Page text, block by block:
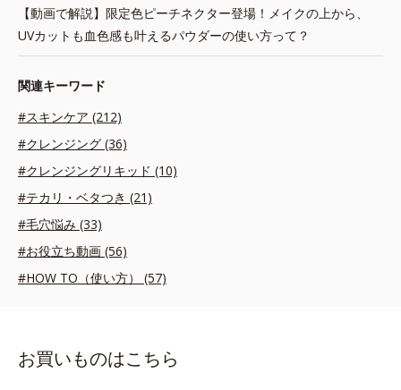
【動画で解説】限定色ピーチネクター登場！メイクの上から、
UVカットも血色感も叶えるパウダーの使い方って？
関連キーワード
#スキンケア (212)
#クレンジング (36)
#クレンジングリキッド (10)
#テカリ・ベタつき (21)
#毛穴悩み (33)
#お役立ち動画 (56)
#HOW TO（使い方） (57)
お買いものはこちら